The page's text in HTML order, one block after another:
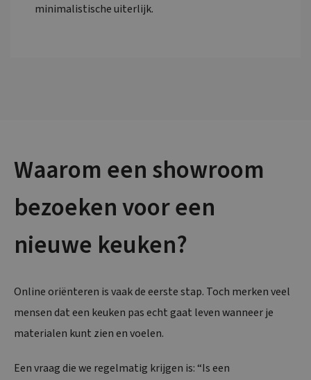
minimalistische uiterlijk.
Waarom een showroom
bezoeken voor een
nieuwe keuken?
Online oriënteren is vaak de eerste stap. Toch merken veel
mensen dat een keuken pas echt gaat leven wanneer je
materialen kunt zien en voelen.
Een vraag die we regelmatig krijgen is: “Is een